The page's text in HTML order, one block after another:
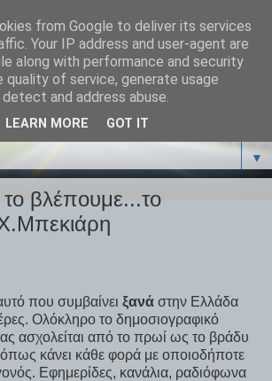
▼
βλέπουμε...το
που συμβαίνει ξανά στην Ελλάδα
Ολόκληρο το δημοσιογραφικό
ασχολείται από το πρωί ως το βράδυ
κάνει κάθε φορά με οποιοδήποτε
Εφημερίδες, κανάλια, ραδιόφωνα
from Google to deliver its services
Your IP address and user-agent are
along with performance and security
quality of service, generate usage
and address abuse.
LEARN MORE GOT IT